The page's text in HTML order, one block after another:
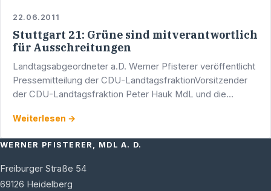
22.06.2011
Stuttgart 21: Grüne sind mitverantwortlich
für Ausschreitungen
Landtagsabgeordneter a.D. Werner Pfisterer veröffentlicht
Pressemitteilung der CDU-LandtagsfraktionVorsitzender
der CDU-Landtagsfraktion Peter Hauk MdL und die
…
Weiterlesen →
WERNER PFISTERER, MDL A. D.
Freiburger Straße 54
69126 Heidelberg